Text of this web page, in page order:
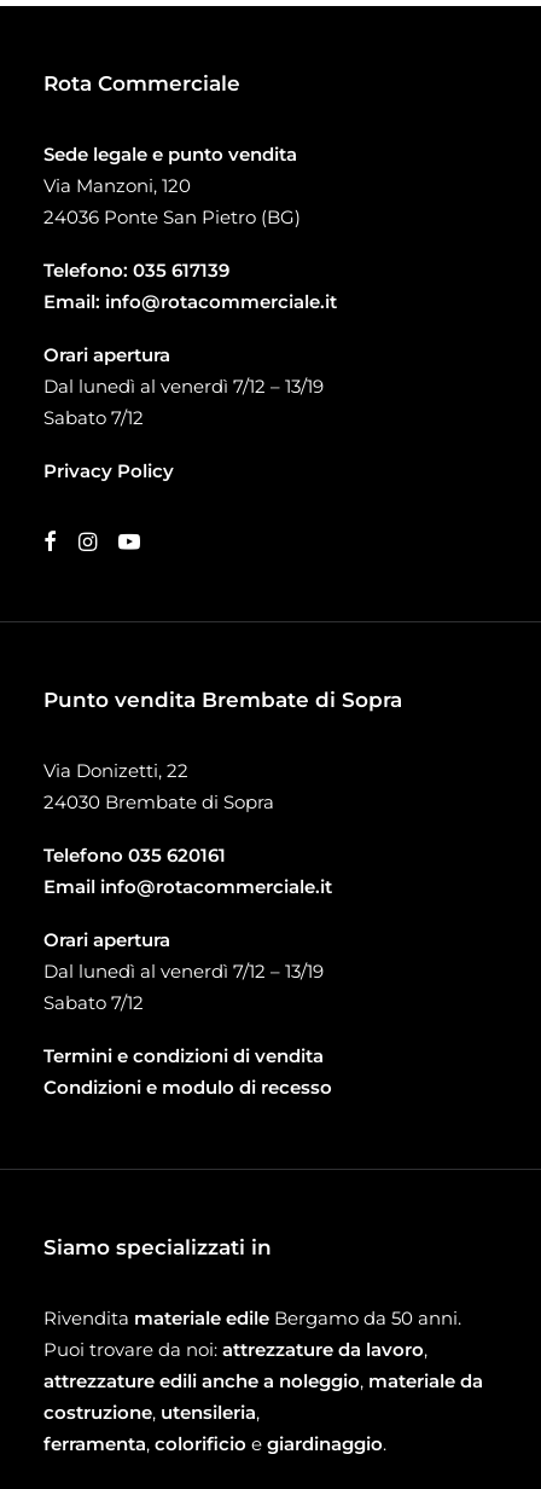
Rota Commerciale
Sede legale e punto vendita
Via Manzoni, 120
24036 Ponte San Pietro (BG)
Telefono: 035 617139
Email: info@rotacommerciale.it
Orari apertura
Dal lunedì al venerdì 7/12 – 13/19
Sabato 7/12
Privacy Policy
Punto vendita Brembate di Sopra
Via Donizetti, 22
24030 Brembate di Sopra
Telefono 035 620161
Email info@rotacommerciale.it
Orari apertura
Dal lunedì al venerdì 7/12 – 13/19
Sabato 7/12
Termini e condizioni di vendita
Condizioni e modulo di recesso
Siamo specializzati in
Rivendita materiale edile Bergamo da 50 anni.
Puoi trovare da noi: attrezzature da lavoro,
attrezzature edili anche a noleggio, materiale da
costruzione, utensileria,
ferramenta, colorificio e giardinaggio.